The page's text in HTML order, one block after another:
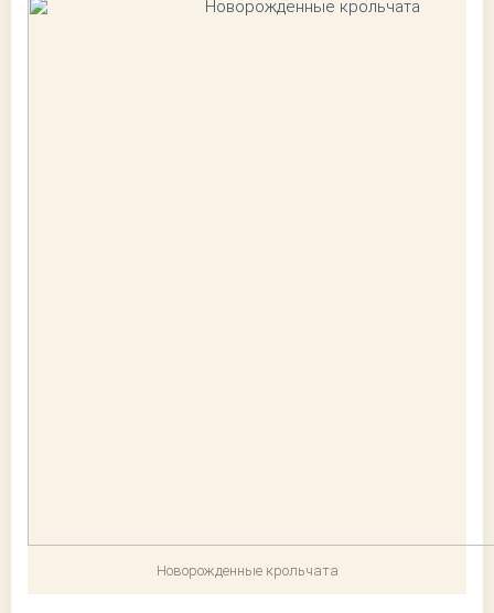
Новорожденные крольчата